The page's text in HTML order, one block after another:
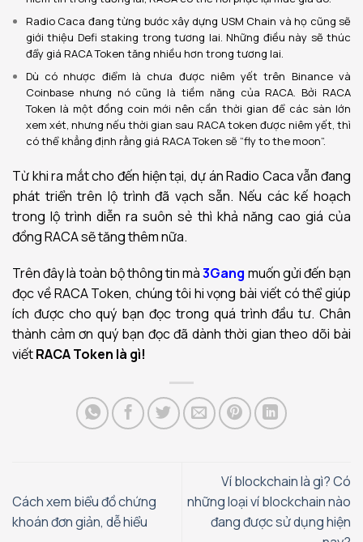
Radio Caca đang từng bước xây dựng USM Chain và họ cũng sẽ
giới thiệu Defi staking trong tương lai. Những điều này sẽ thúc
đẩy giá RACA Token tăng nhiều hơn trong tương lai.
Dù có nhược điểm là chưa được niêm yết trên Binance và
Coinbase nhưng nó cũng là tiềm năng của RACA. Bởi RACA
Token là một đồng coin mới nên cần thời gian để các sàn lớn
xem xét, nhưng nếu thời gian sau RACA token được niêm yết, thì
có thể khẳng định rằng giá RACA Token sẽ “fly to the moon”.
Từ khi ra mắt cho đến hiện tại, dự án Radio Caca vẫn đang
phát triển trên lộ trình đã vạch sẵn. Nếu các kế hoạch
trong lộ trình diễn ra suôn sẻ thì khả năng cao giá của
đồng RACA sẽ tăng thêm nữa.
Trên đây là toàn bộ thông tin mà3Gang muốn gửi đến bạn
đọc về RACA Token, chúng tôi hi vọng bài viết có thể giúp
ích được cho quý bạn đọc trong quá trình đầu tư. Chân
thành cảm ơn quý bạn đọc đã dành thời gian theo dõi bài
viếtRACA Token là gì!
Cách xem biểu đồ chứng
khoán đơn giản, dễ hiểu
Ví blockchain là gì? Có
những loại ví blockchain nào
đang được sử dụng hiện